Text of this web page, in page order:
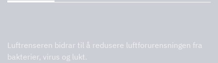
Luftrenseren bidrar til å redusere luftforurensningen fra
bakterier, virus og lukt.